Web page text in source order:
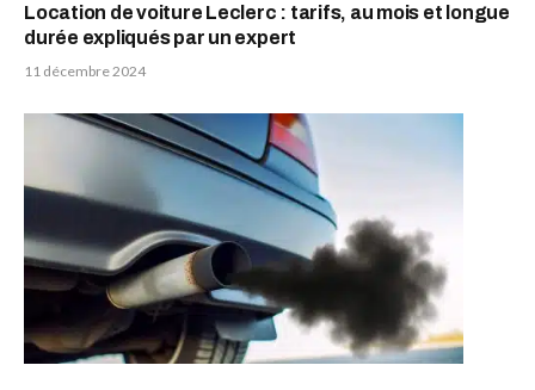
Location de voiture Leclerc : tarifs, au mois et longue
durée expliqués par un expert
11 décembre 2024